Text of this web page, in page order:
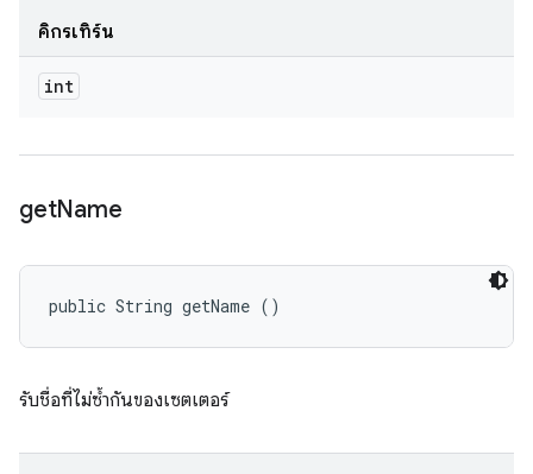
คิกรีเทิร์น
int
getName
public String getName ()
รับชื่อที่ไม่ซ้ำกันของเซตเตอร์